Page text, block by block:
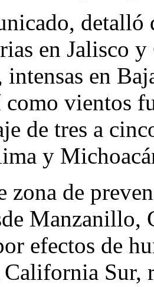
detalló
en Jalisco
intensas en
como vientos
de tres a
y
zona de
Manzanillo,
efectos de
California Sur,